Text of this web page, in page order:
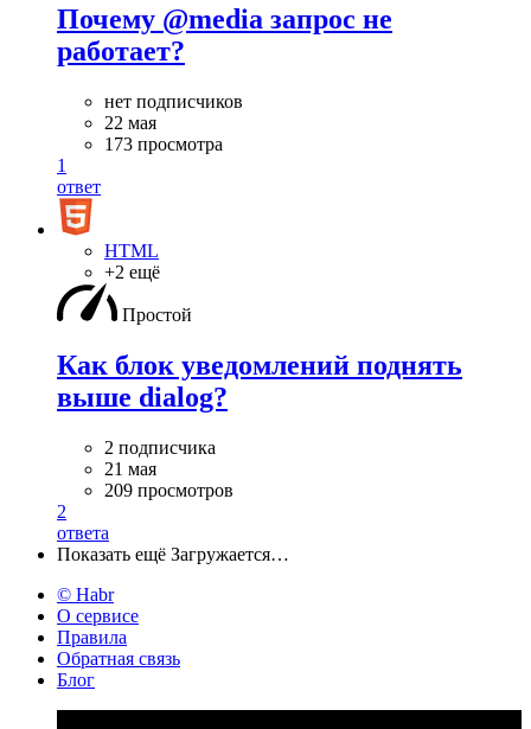
Почему @media запрос не
работает?
нет подписчиков
22 мая
173 просмотра
1
ответ
HTML
+2 ещё
Простой
Как блок уведомлений поднять
выше dialog?
2 подписчика
21 мая
209 просмотров
2
ответа
Показать ещё Загружается…
© Habr
О сервисе
Правила
Обратная связь
Блог